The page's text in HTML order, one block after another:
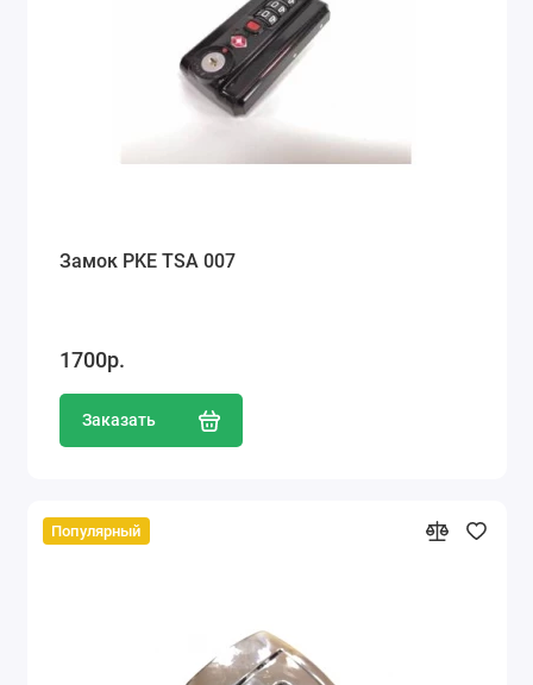
Замок PKE TSA 007
1700р.
Заказать
Популярный